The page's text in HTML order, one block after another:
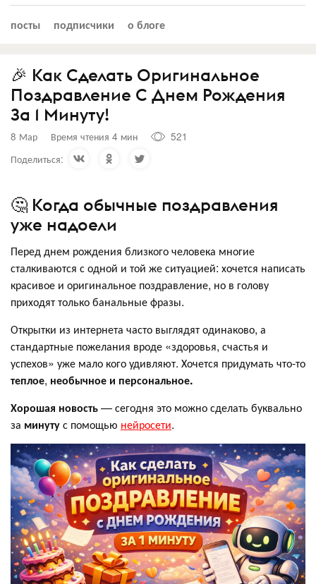
посты подписчики о блоге
🎉 Как Сделать Оригинальное
Поздравление С Днем Рождения
За 1 Минуту!
8 Мар Время чтения 4 мин
521
Поделиться:
🤔 Когда обычные поздравления
уже надоели
Перед днем рождения близкого человека многие
сталкиваются с одной и той же ситуацией: хочется написать
красивое и оригинальное поздравление, но в голову
приходят только банальные фразы.
Открытки из интернета часто выглядят одинаково, а
стандартные пожелания вроде «здоровья, счастья и
успехов» уже мало кого удивляют. Хочется придумать что-то
теплое, необычное и персональное.
Хорошая новость— сегодня это можно сделать буквально
за минутус помощью нейросети.